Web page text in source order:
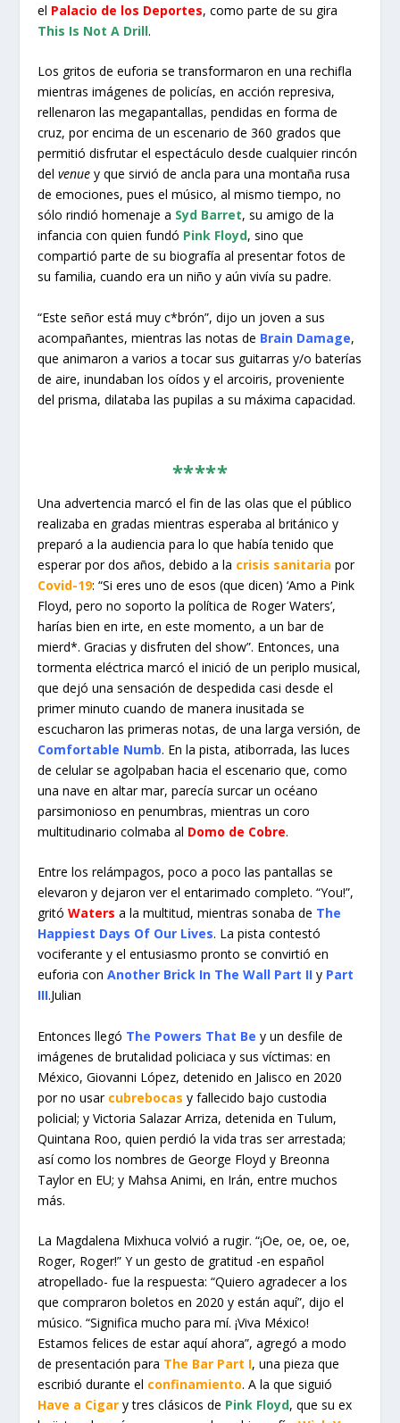
el Palacio de los Deportes, como parte de su gira
This Is Not A Drill.
Los gritos de euforia se transformaron en una rechifla
mientras imágenes de policías, en acción represiva,
rellenaron las megapantallas, pendidas en forma de
cruz, por encima de un escenario de 360 grados que
permitió disfrutar el espectáculo desde cualquier rincón
delvenue y que sirvió de ancla para una montaña rusa
de emociones, pues el músico, al mismo tiempo, no
sólo rindió homenaje a Syd Barret, su amigo de la
infancia con quien fundó Pink Floyd, sino que
compartió parte de su biografía al presentar fotos de
su familia, cuando era un niño y aún vivía su padre.
“Este señor está muy c*brón”, dijo un joven a sus
acompañantes, mientras las notas de Brain Damage,
que animaron a varios a tocar sus guitarras y/o baterías
de aire, inundaban los oídos y el arcoiris, proveniente
del prisma, dilataba las pupilas a su máxima capacidad.
*****
Una advertencia marcó el fin de las olas que el público
realizaba en gradas mientras esperaba al británico y
preparó a la audiencia para lo que había tenido que
esperar por dos años, debido a la crisis sanitaria por
Covid-19: “Si eres uno de esos (que dicen) ‘Amo a Pink
Floyd, pero no soporto la política de Roger Waters’,
harías bien en irte, en este momento, a un bar de
mierd*. Gracias y disfruten del show”. Entonces, una
tormenta eléctrica marcó el inició de un periplo musical,
que dejó una sensación de despedida casi desde el
primer minuto cuando de manera inusitada se
escucharon las primeras notas, de una larga versión, de
Comfortable Numb. En la pista, atiborrada, las luces
de celular se agolpaban hacia el escenario que, como
una nave en altar mar, parecía surcar un océano
parsimonioso en penumbras, mientras un coro
multitudinario colmaba al Domo de Cobre.
Entre los relámpagos, poco a poco las pantallas se
elevaron y dejaron ver el entarimado completo. “You!”,
gritóWaters a la multitud, mientras sonaba de The
Happiest Days Of Our Lives. La pista contestó
vociferante y el entusiasmo pronto se convirtió en
euforia conAnother Brick In The Wall Part IIy Part
III.Julian
Entonces llegó The Powers That Be y un desfile de
imágenes de brutalidad policiaca y sus víctimas: en
México, Giovanni López, detenido en Jalisco en 2020
por no usarcubrebocas y fallecido bajo custodia
policial; y Victoria Salazar Arriza, detenida en Tulum,
Quintana Roo, quien perdió la vida tras ser arrestada;
así como los nombres de George Floyd y Breonna
Taylor en EU; y Mahsa Animi, en Irán, entre muchos
más.
La Magdalena Mixhuca volvió a rugir. “¡Oe, oe, oe, oe,
Roger, Roger!” Y un gesto de gratitud -en español
atropellado- fue la respuesta: “Quiero agradecer a los
que compraron boletos en 2020 y están aquí”, dijo el
músico. “Significa mucho para mí. ¡Viva México!
Estamos felices de estar aquí ahora”, agregó a modo
de presentación para The Bar Part I, una pieza que
escribió durante el confinamiento. A la que siguió
Have a Cigar y tres clásicos de Pink Floyd, que su ex